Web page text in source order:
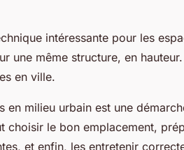
intéressante pour les
une même structure, en hauteur.
en ville.
en milieu urbain est une
choisir le bon emplacement,
et enfin, les entretenir